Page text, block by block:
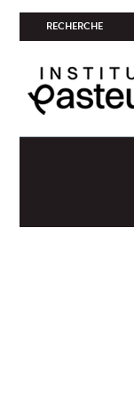
RECHERCHE